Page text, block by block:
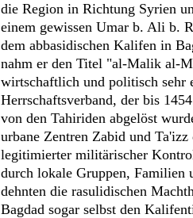
die Region in Richtung Syrien
einem gewissen Umar b. Ali b.
dem abbasidischen Kalifen in
nahm er den Titel "al-Malik al-
wirtschaftlich und politisch sehr
Herrschaftsverband, der bis
von den Tahiriden abgelöst
urbane Zentren Zabid und
legitimierter militärischer
durch lokale Gruppen, Familien
dehnten die rasulidischen
Bagdad sogar selbst den